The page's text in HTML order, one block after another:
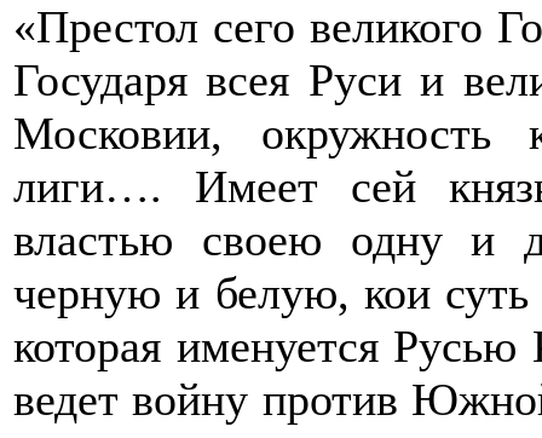
«Престол сего великого
Государя всея Руси и
Московии, окружность
лиги…. Имеет сей
властью своею одну и
черную и белую, кои
которая именуется
ведет войну против